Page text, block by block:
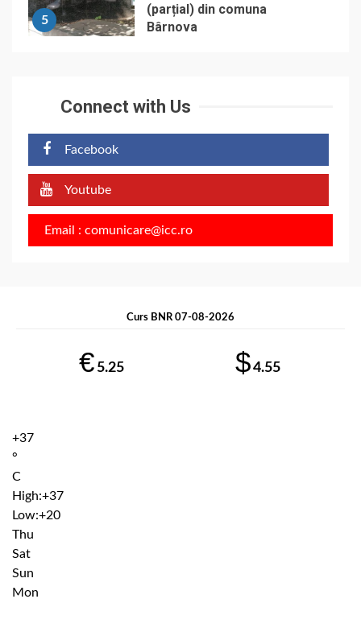
5
(parțial) din comuna
Bârnova
Connect with Us
Facebook
Youtube
Email : comunicare@icc.ro
Curs BNR 07-08-2026
€ 5.25 $4.55
+37
°
C
High:+37
Low:+20
Thu
Sat
Sun
Mon